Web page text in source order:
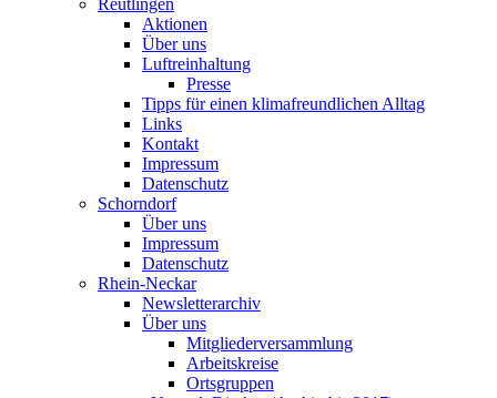
Reutlingen
Aktionen
Über uns
Luftreinhaltung
Presse
Tipps für einen klimafreundlichen Alltag
Links
Kontakt
Impressum
Datenschutz
Schorndorf
Über uns
Impressum
Datenschutz
Rhein-Neckar
Newsletterarchiv
Über uns
Mitgliederversammlung
Arbeitskreise
Ortsgruppen